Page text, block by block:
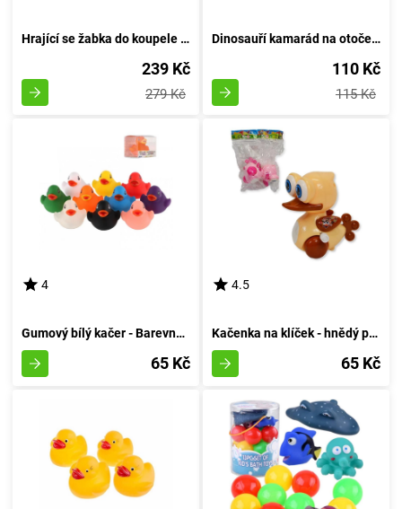
Hrající se žabka do koupele s hudbou
239 Kč
279 Kč
Dinosauří kamarád na otočení
110 Kč
115 Kč
4
Gumový bílý kačer - Barevná varianta
65 Kč
4.5
Kačenka na klíček - hnědý poklad
65 Kč